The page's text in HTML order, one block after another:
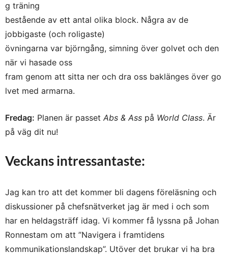
g träning
bestående av ett antal olika block. Några av de
jobbigaste (och roligaste)
övningarna var björngång, simning över golvet och den
när vi hasade oss
fram genom att sitta ner och dra oss baklänges över go
lvet med armarna.
Fredag: Planen är passet Abs & Ass på World Class. Är
på väg dit nu!
Veckans intressantaste:
Jag kan tro att det kommer bli dagens föreläsning och
diskussioner på chefsnätverket jag är med i och som
har en heldagsträff idag. Vi kommer få lyssna på Johan
Ronnestam om att ”Navigera i framtidens
kommunikationslandskap”. Utöver det brukar vi ha bra